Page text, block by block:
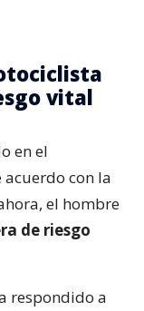
vital
en el
con la
el hombre
de riesgo
respondido a